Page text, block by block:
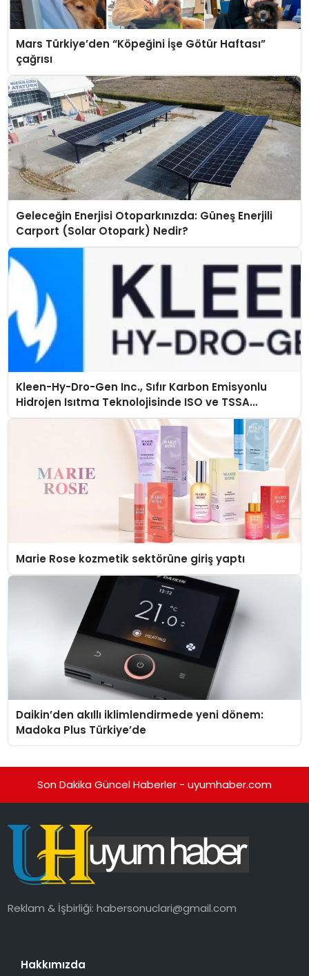
Mars Türkiye’den “Köpeğini İşe Götür Haftası”
çağrısı
Geleceğin Enerjisi Otoparkınızda: Güneş Enerjili
Carport (Solar Otopark) Nedir?
Kleen-Hy-Dro-Gen Inc., Sıfır Karbon Emisyonlu
Hidrojen Isıtma Teknolojisinde ISO ve TSSA
Düzenleyici Onaylarını Aldı
Marie Rose kozmetik sektörüne giriş yaptı
Daikin’den akıllı iklimlendirmede yeni dönem:
Madoka Plus Türkiye’de
Son Dakika Güncel Haberler - uyumhaber.com
Reklam & İşbirliği:habersonuclari@gmail.com
Hakkımızda